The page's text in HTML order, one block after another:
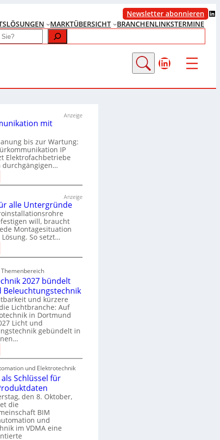
Newsletter abonnieren LinkedIn
LÖSUNGEN MARKTÜBERSICHT BRANCHENLINKSTERMINE
LinkedIn
Anzeige
mit
bis zur Wartung:
IP
Elektrofachbetriebe
durchgängigen…
Anzeige
alle Untergründe
will, braucht
Montagesituation
So setzt…
2027 bündelt
Beleuchtungstechnik
und kürzere
Lichtbranche: Auf
in Dortmund
Licht und
gebündelt in
und Elektrotechnik
als Schlüssel für
den 8. Oktober,
die
BIM
und
im VDMA eine